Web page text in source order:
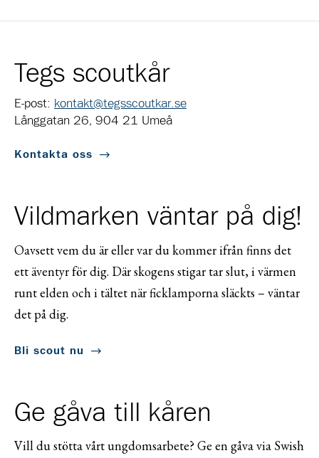
Tegs scoutkår
E-post: kontakt@tegsscoutkar.se
Långgatan 26, 904 21 Umeå
Kontakta oss
Vildmarken väntar på dig!
Oavsett vem du är eller var du kommer ifrån finns det
ett äventyr för dig. Där skogens stigar tar slut, i värmen
runt elden och i tältet när ficklamporna släckts – väntar
det på dig.
Bli scout nu
Ge gåva till kåren
Vill du stötta vårt ungdomsarbete? Ge en gåva via Swish